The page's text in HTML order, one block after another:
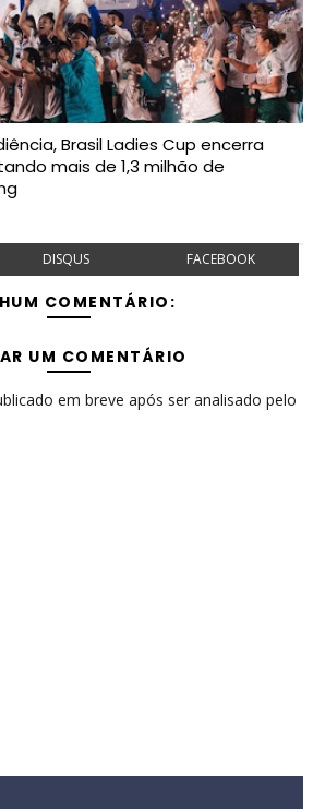
Brasil Ladies Cup encerra
mais de 1,3 milhão de
DISQUS FACEBOOK
COMENTÁRIO:
UM COMENTÁRIO
em breve após ser analisado pelo